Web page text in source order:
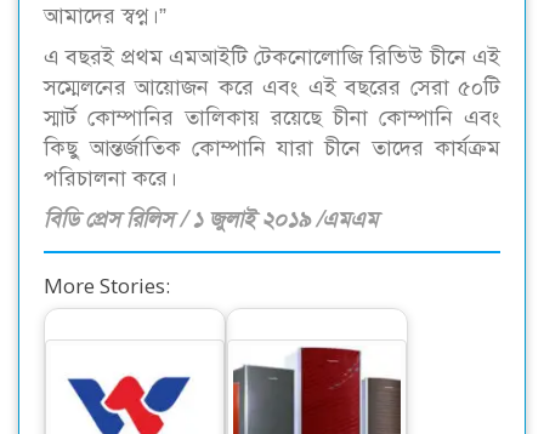
আমাদের স্বপ্ন।”
এ বছরই প্রথম এমআইটি টেকনোলোজি রিভিউ চীনে এই
সম্মেলনের আয়োজন করে এবং এই বছরের সেরা ৫০টি
স্মার্ট কোম্পানির তালিকায় রয়েছে চীনা কোম্পানি এবং
কিছু আন্তর্জাতিক কোম্পানি যারা চীনে তাদের কার্যক্রম
পরিচালনা করে।
বিডি প্রেস রিলিস / ১ জুলাই ২০১৯ /এমএম
More Stories:
ওয়ালটনের আকর্ষণীয়